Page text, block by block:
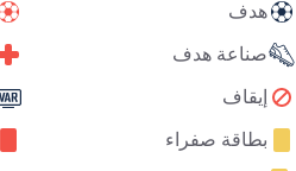
هدف
صناعة هدف
إيقاف
بطاقة صفراء